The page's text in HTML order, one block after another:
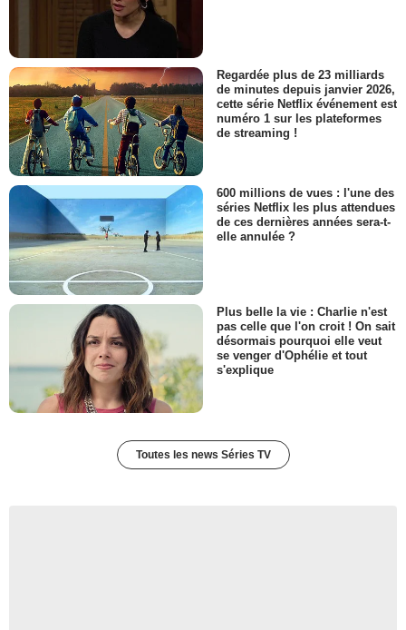
Regardée plus de 23 milliards
de minutes depuis janvier 2026,
cette série Netflix événement est
numéro 1 sur les plateformes
de streaming !
600 millions de vues : l'une des
séries Netflix les plus attendues
de ces dernières années sera-t-
elle annulée ?
Plus belle la vie : Charlie n'est
pas celle que l'on croit ! On sait
désormais pourquoi elle veut
se venger d'Ophélie et tout
s'explique
Toutes les news Séries TV